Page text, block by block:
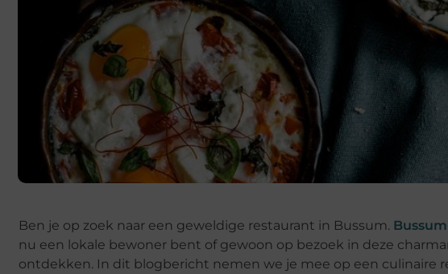
Ben je op zoek naar een geweldige restaurant in Bussum.
nu een lokale bewoner bent of gewoon op bezoek in deze
ontdekken. In dit blogbericht nemen we je mee op een culinaire